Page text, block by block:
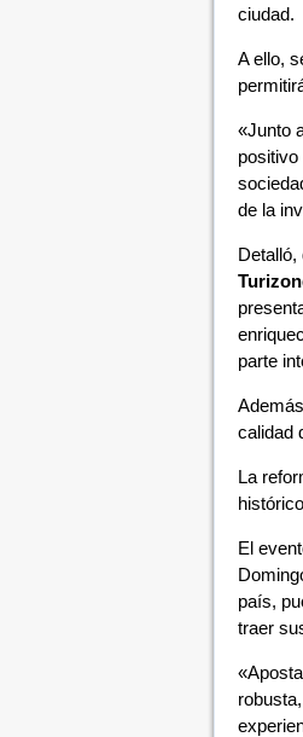
ciudad.
A ello,
«Junto
de la
parte
calidad
La
El
país,
traer